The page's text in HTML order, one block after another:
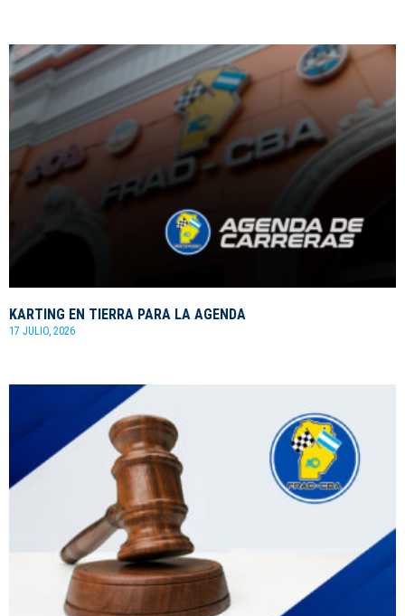
KARTING EN TIERRA PARA LA AGENDA
17 JULIO, 2026